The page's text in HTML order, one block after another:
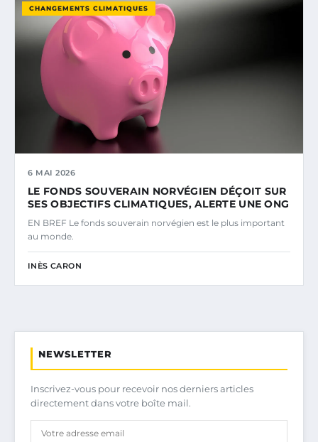
CHANGEMENTS CLIMATIQUES
6 MAI 2026
LE FONDS SOUVERAIN NORVÉGIEN DÉÇOIT SUR
SES OBJECTIFS CLIMATIQUES, ALERTE UNE ONG
EN BREF Le fonds souverain norvégien est le plus important
au monde.
INÈS CARON
NEWSLETTER
Inscrivez-vous pour recevoir nos derniers articles
directement dans votre boîte mail.